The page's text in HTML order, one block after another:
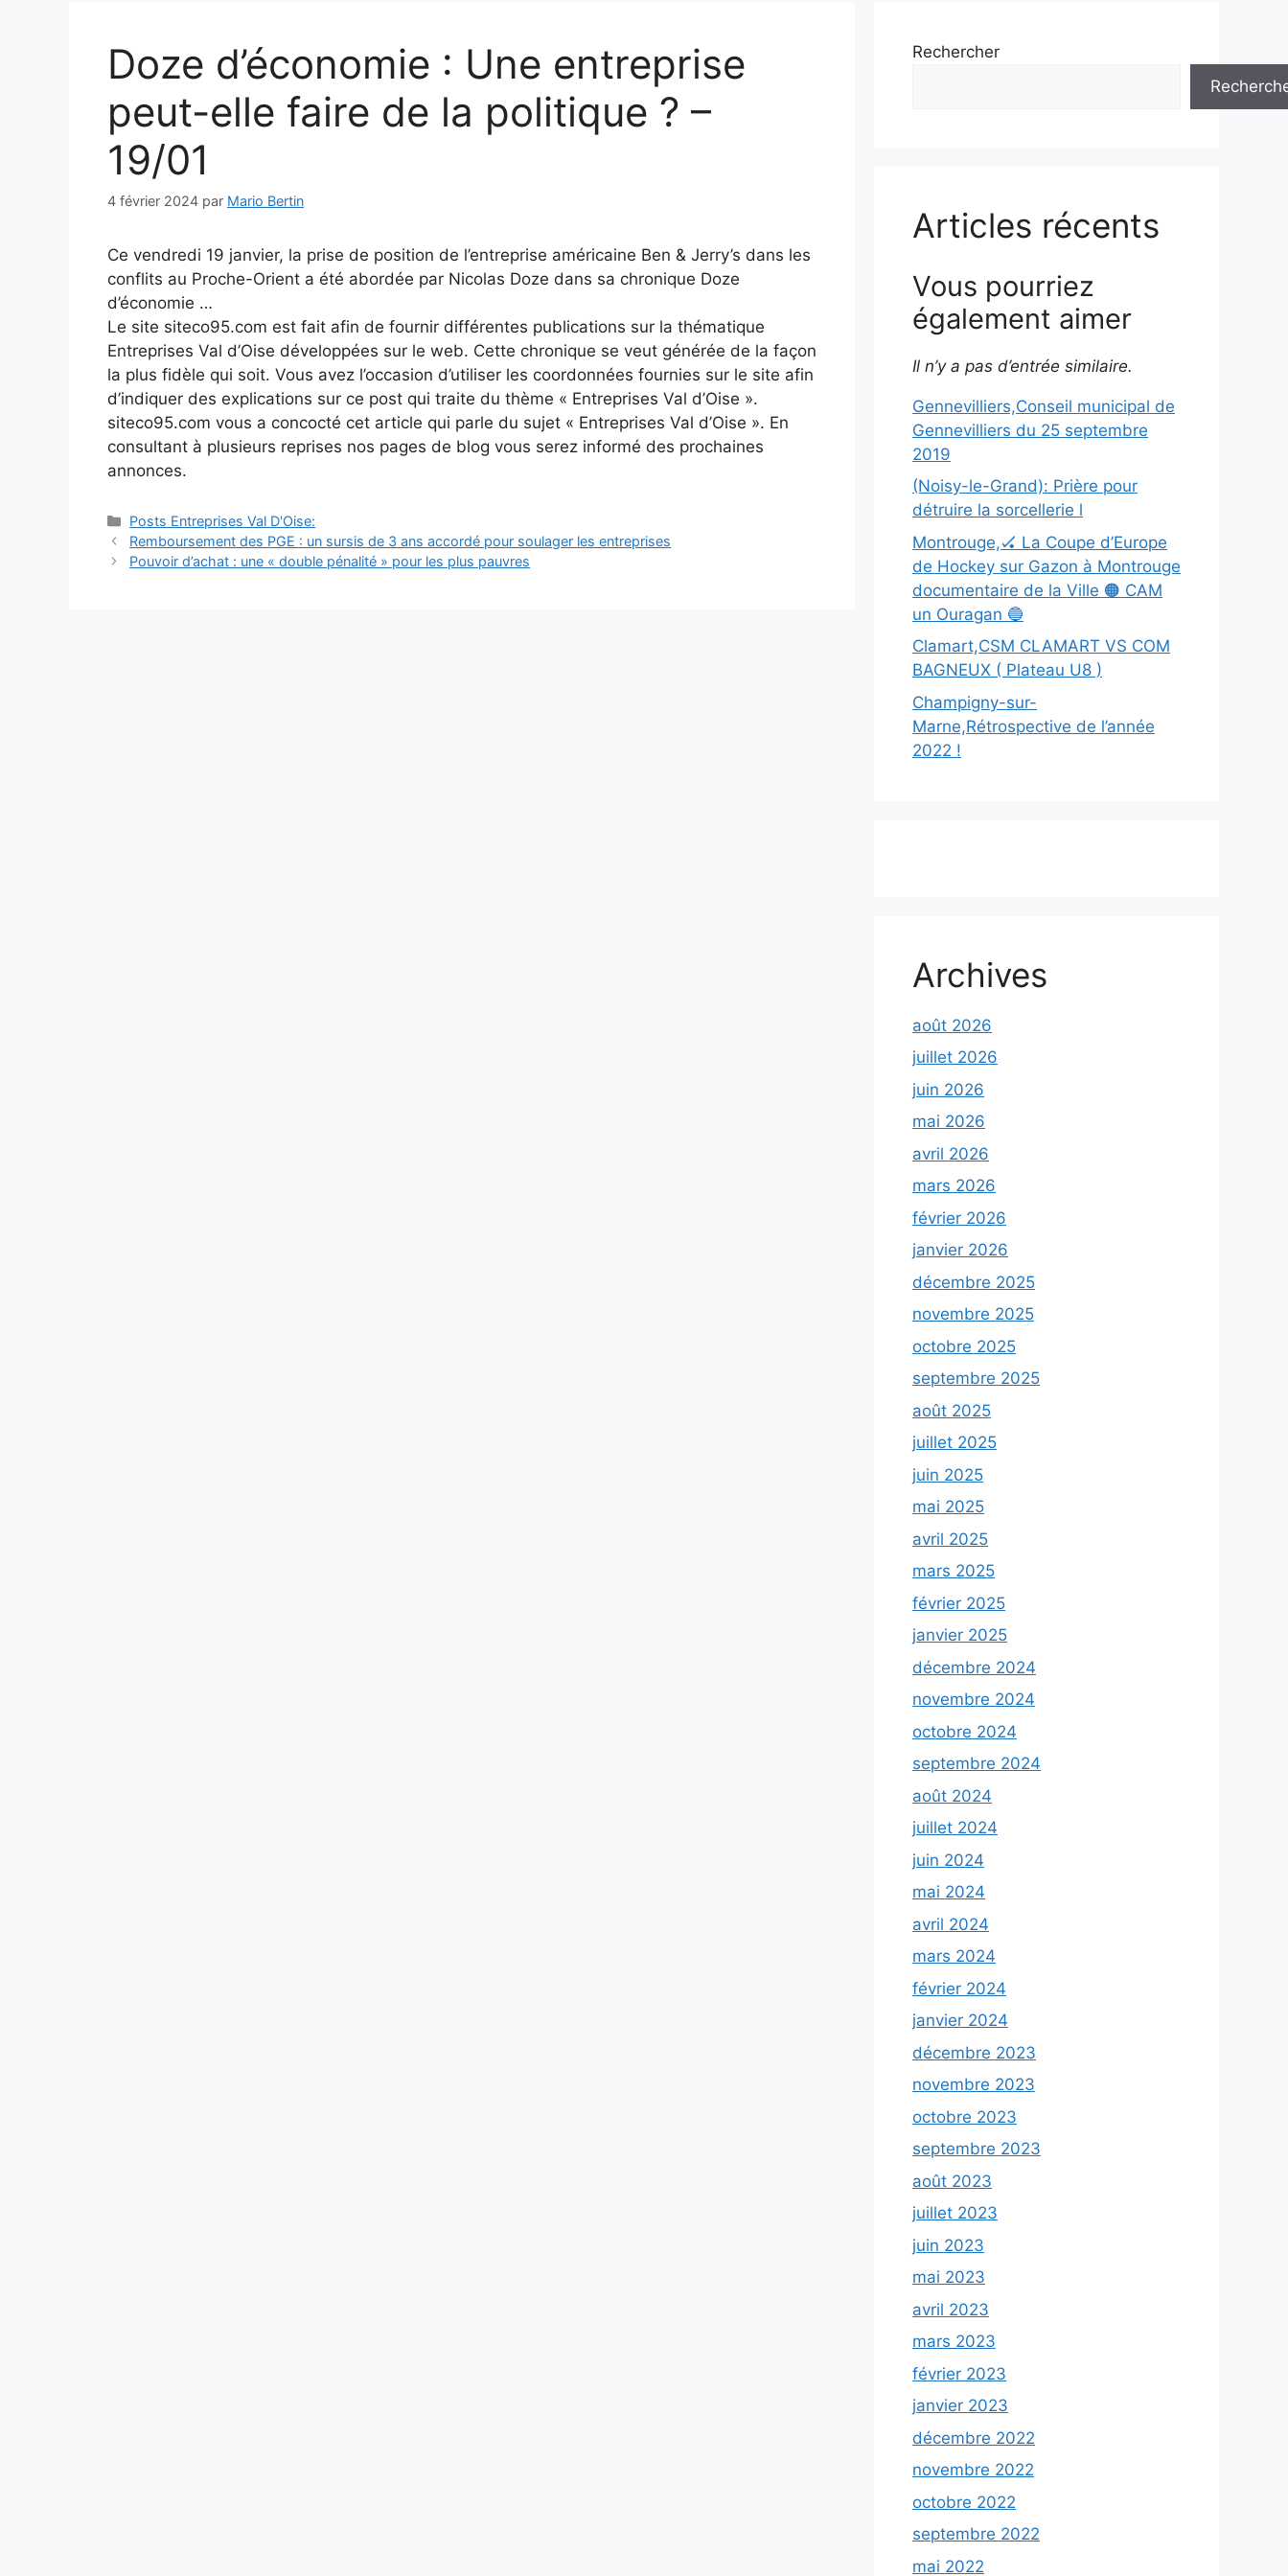
Doze d’économie : Une entreprise
peut-elle faire de la politique ? –
19/01
4 février 2024 par Mario Bertin
Ce vendredi 19 janvier, la prise de position de l’entreprise américaine Ben & Jerry’s dans les
conflits au Proche-Orient a été abordée par Nicolas Doze dans sa chronique Doze
d’économie …
Le site siteco95.com est fait afin de fournir différentes publications sur la thématique
Entreprises Val d’Oise développées sur le web. Cette chronique se veut générée de la façon
la plus fidèle qui soit. Vous avez l’occasion d’utiliser les coordonnées fournies sur le site afin
d’indiquer des explications sur ce post qui traite du thème « Entreprises Val d’Oise ».
siteco95.com vous a concocté cet article qui parle du sujet « Entreprises Val d’Oise ». En
consultant à plusieurs reprises nos pages de blog vous serez informé des prochaines
annonces.
Catégories
Posts Entreprises Val D'Oise:
Navigation
des
Remboursement des PGE : un sursis de 3 ans accordé pour soulager les entreprises
Pouvoir d’achat : une « double pénalité » pour les plus pauvres
Rechercher
Articles récents
Vous pourriez
également aimer
Il n’y a pas d’entrée similaire.
Gennevilliers,Conseil municipal de
Gennevilliers du 25 septembre
2019
(Noisy-le-Grand): Prière pour
détruire la sorcellerie l
Montrouge,🏑 La Coupe d’Europe
de Hockey sur Gazon à Montrouge
documentaire de la Ville 🟠 CAM
un Ouragan 🔵
Clamart,CSM CLAMART VS COM
BAGNEUX ( Plateau U8 )
Champigny-sur-
Marne,Rétrospective de l’année
2022 !
Archives
août 2026
juillet 2026
juin 2026
mai 2026
avril 2026
mars 2026
février 2026
janvier 2026
décembre 2025
novembre 2025
octobre 2025
septembre 2025
août 2025
juillet 2025
juin 2025
mai 2025
avril 2025
mars 2025
février 2025
janvier 2025
décembre 2024
novembre 2024
octobre 2024
septembre 2024
août 2024
juillet 2024
juin 2024
mai 2024
avril 2024
mars 2024
février 2024
janvier 2024
décembre 2023
novembre 2023
octobre 2023
septembre 2023
août 2023
juillet 2023
juin 2023
mai 2023
avril 2023
mars 2023
février 2023
janvier 2023
décembre 2022
novembre 2022
octobre 2022
septembre 2022
mai 2022